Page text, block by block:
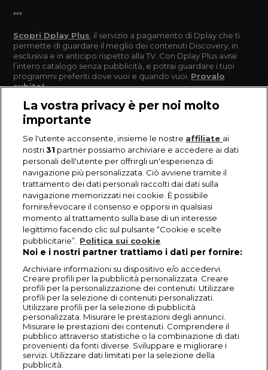
***
Scopri Dplay Plus , il servizio a pagamento di Dplay che ti
permette di guardare il meglio dei contenuti Discovery, in
esclusiva e in anticipo rispetto alla TV. Con Dplay Plus avrai
l’intero catalogo senza pubblicità, e potrai guardare i tuoi
programmi preferiti dove vuoi e quando vuoi. Provalo
subito!
La vostra privacy è per noi molto
importante
Se l'utente acconsente, insieme le nostre affiliate ai
nostri31 partner possiamo archiviare e accedere ai dati
personali dell'utente per offrirgli un'esperienza di
navigazione più personalizzata. Ciò avviene tramite il
trattamento dei dati personali raccolti dai dati sulla
navigazione memorizzati nei cookie. È possibile
fornire/revocare il consenso e opporsi in qualsiasi
momento al trattamento sulla base di un interesse
legittimo facendo clic sul pulsante “Cookie e scelte
pubblicitarie”. Politica sui cookie
Noi e i nostri partner trattiamo i dati per fornire:
Archiviare informazioni su dispositivo e/o accedervi.
Creare profili per la pubblicità personalizzata. Creare
profili per la personalizzazione dei contenuti. Utilizzare
profili per la selezione di contenuti personalizzati.
Utilizzare profili per la selezione di pubblicità
personalizzata. Misurare le prestazioni degli annunci.
Misurare le prestazioni dei contenuti. Comprendere il
pubblico attraverso statistiche o la combinazione di dati
provenienti da fonti diverse. Sviluppare e migliorare i
servizi. Utilizzare dati limitati per la selezione della
pubblicità.